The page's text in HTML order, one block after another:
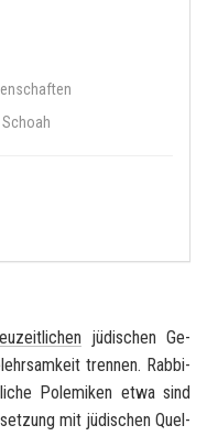
jü­di­schen Ge­
tren­nen. Rab­bi­
Po­le­mi­ken etwa sind
mit jü­di­schen Quel­